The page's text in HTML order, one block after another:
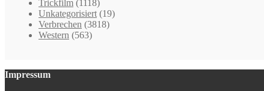
Trickfilm (1118)
Unkategorisiert (19)
Verbrechen (3818)
Western (563)
Impressum